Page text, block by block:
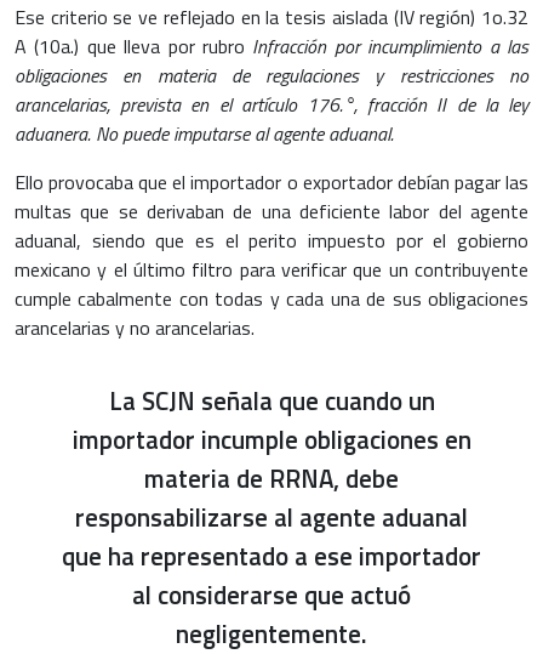
Ese criterio se ve reflejado en la tesis aislada (IV región) 1o.32
A (10a.) que lleva por rubro Infracción por incumplimiento a las
obligaciones en materia de regulaciones y restricciones no
arancelarias, prevista en el artículo 176.°, fracción II de la ley
aduanera. No puede imputarse al agente aduanal.
Ello provocaba que el importador o exportador debían pagar las
multas que se derivaban de una deficiente labor del agente
aduanal, siendo que es el perito impuesto por el gobierno
mexicano y el último filtro para verificar que un contribuyente
cumple cabalmente con todas y cada una de sus obligaciones
arancelarias y no arancelarias.
La SCJN señala que cuando un
importador incumple obligaciones en
materia de RRNA, debe
responsabilizarse al agente aduanal
que ha representado a ese importador
al considerarse que actuó
negligentemente.